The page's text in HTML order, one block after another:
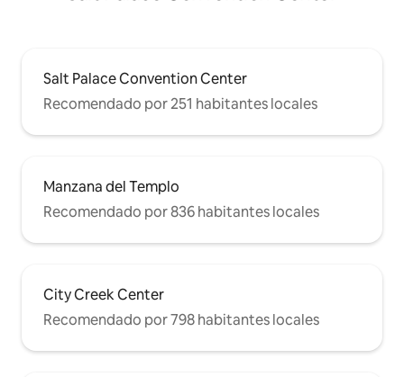
Salt Palace Convention Center
Recomendado por 251 habitantes locales
Manzana del Templo
Recomendado por 836 habitantes locales
City Creek Center
Recomendado por 798 habitantes locales